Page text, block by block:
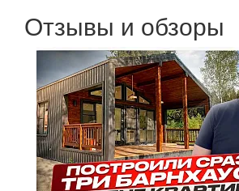
Отзывы и обзоры